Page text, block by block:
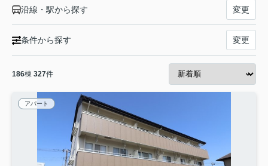
沿線・駅から探す 変更
条件から探す 変更
186棟 327件
アパート